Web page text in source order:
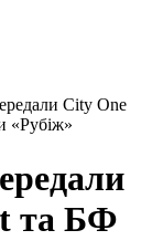
City One
«Рубіж»
та БФ